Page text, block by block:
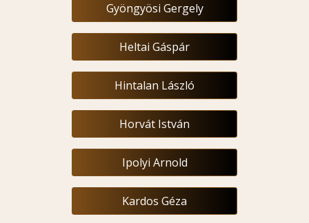
Gyöngyösi Gergely
Heltai Gáspár
Hintalan László
Horvát István
Ipolyi Arnold
Kardos Géza